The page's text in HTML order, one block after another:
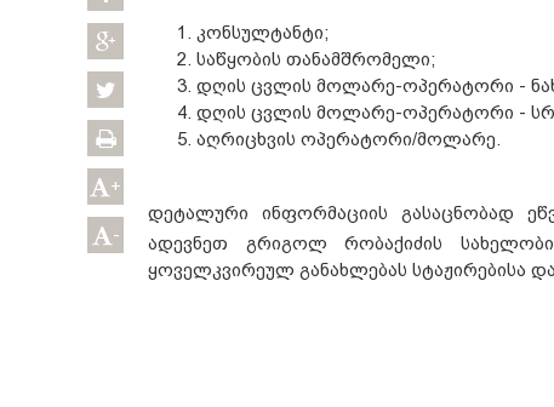
+
-
კონსულტანტი;
საწყობის თანამშრომელი;
დღის ცვლის მოლარე-ოპერატორი -
დღის ცვლის მოლარე-ოპერატორი -
აღრიცხვის ოპერატორი/მოლარე.
დეტალური ინფორმაციის გასაცნობად
ადევნეთ გრიგოლ რობაქიძის
ყოველკვირეულ განახლებას სტაჟირებისა